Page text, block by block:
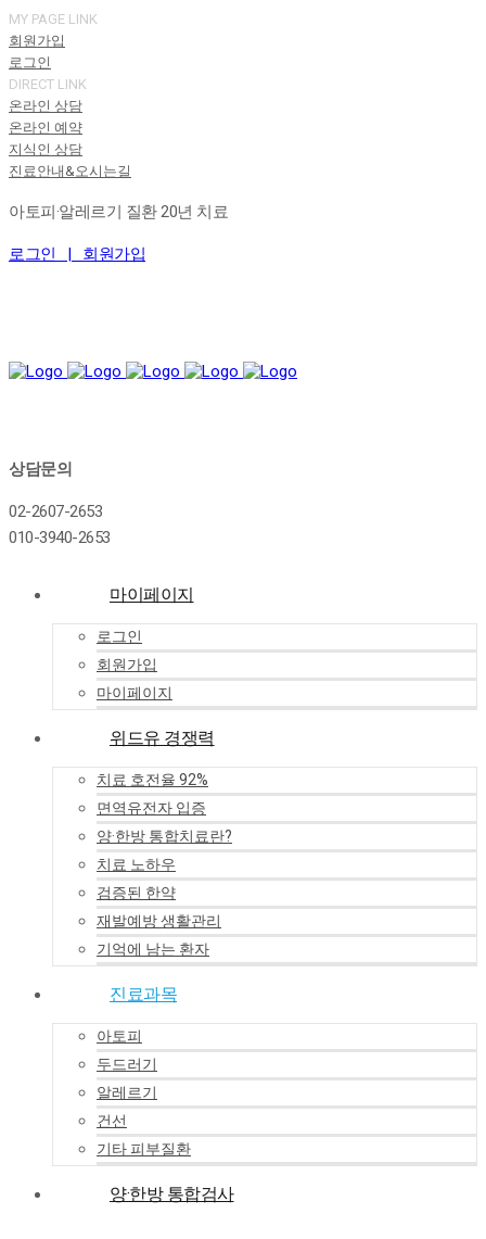
MY PAGE LINK
회원가입
로그인
DIRECT LINK
온라인 상담
온라인 예약
지식인 상담
진료안내&오시는길
아토피·알레르기 질환 20년 치료
로그인 | 회원가입
상담문의
02-2607-2653
010-3940-2653
마이페이지
로그인
회원가입
마이페이지
위드유 경쟁력
치료 호전율 92%
면역유전자 입증
양·한방 통합치료란?
치료 노하우
검증된 한약
재발예방 생활관리
기억에 남는 환자
진료과목
아토피
두드러기
알레르기
건선
기타 피부질환
양·한방 통합검사